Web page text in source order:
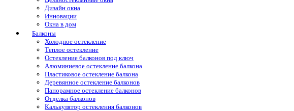
Дизайн окна
Инновации
Окна в дом
Балконы
Холодное остекление
Теплое остекление
Остекление балконов под ключ
Алюминиевое остекление балкона
Пластиковое остекление балкона
Деревянное остекление балконов
Панорамное остекление балконов
Отделка балконов
Калькулятор остекления балконов